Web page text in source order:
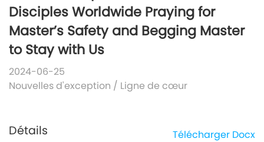
Disciples Worldwide Praying for
Master’s Safety and Begging Master
to Stay with Us
2024-06-25
Nouvelles d'exception / Ligne de cœur
Détails Télécharger Docx